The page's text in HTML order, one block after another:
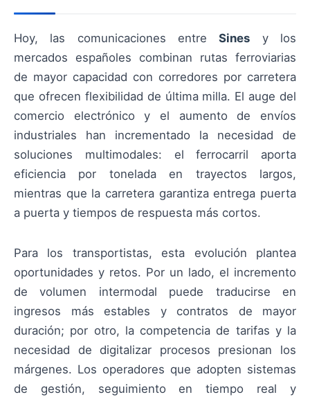
Hoy, las comunicaciones entreSines y los
mercados españoles combinan rutas ferroviarias
de mayor capacidad con corredores por carretera
que ofrecen flexibilidad de última milla. El auge del
comercio electrónico y el aumento de envíos
industriales han incrementado la necesidad de
soluciones multimodales: el ferrocarril aporta
eficiencia por tonelada en trayectos largos,
mientras que la carretera garantiza entrega puerta
a puerta y tiempos de respuesta más cortos.
Para los transportistas, esta evolución plantea
oportunidades y retos. Por un lado, el incremento
de volumen intermodal puede traducirse en
ingresos más estables y contratos de mayor
duración; por otro, la competencia de tarifas y la
necesidad de digitalizar procesos presionan los
márgenes. Los operadores que adopten sistemas
de gestión, seguimiento en tiempo real y